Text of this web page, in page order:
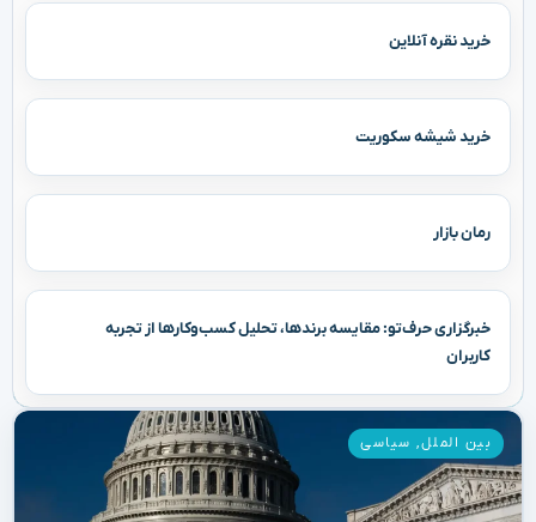
خرید نقره آنلاین
خرید شیشه سکوریت
رمان بازار
خبرگزاری حرف‌تو: مقایسه برندها، تحلیل کسب‌وکارها از تجربه
کاربران
بین الملل, سیاسی